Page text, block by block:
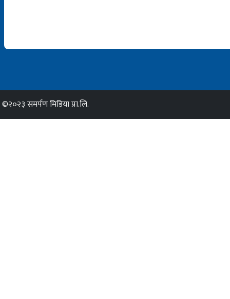
©२०२३ समर्पण मिडिया प्रा.लि.